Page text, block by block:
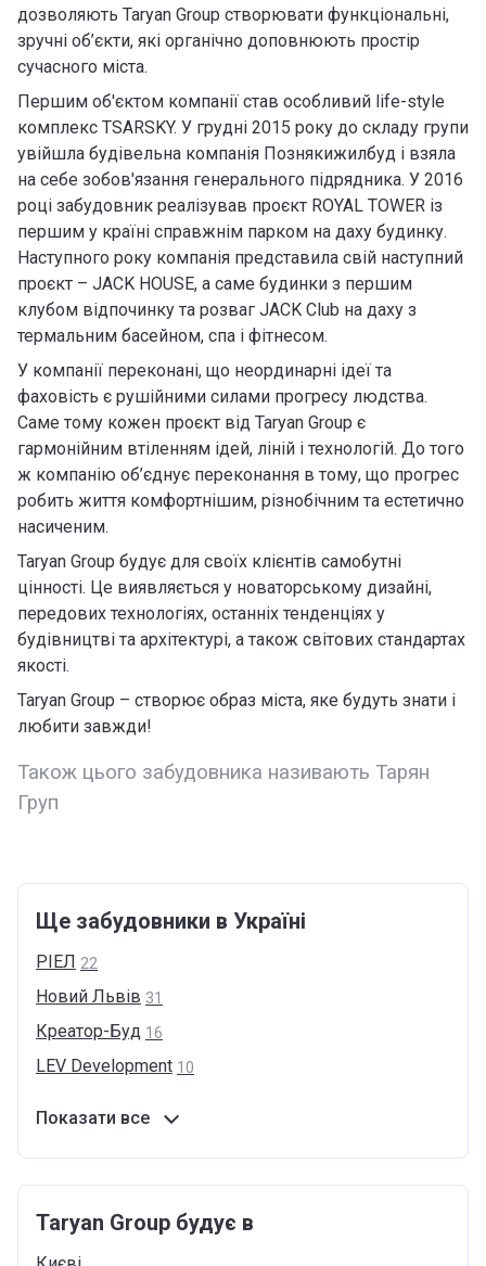
дозволяють Taryan Group створювати функціональні,
зручні об’єкти, які органічно доповнюють простір
сучасного міста.
Першим об'єктом компанії став особливий life-style
комплекс TSARSKY. У грудні 2015 року до складу групи
увійшла будівельна компанія Познякижилбуд і взяла
на себе зобов'язання генерального підрядника. У 2016
році забудовник реалізував проєкт ROYAL TOWER із
першим у країні справжнім парком на даху будинку.
Наступного року компанія представила свій наступний
проєкт – JACK HOUSE, а саме будинки з першим
клубом відпочинку та розваг JACK Club на даху з
термальним басейном, спа і фітнесом.
У компанії переконані, що неординарні ідеї та
фаховість є рушійними силами прогресу людства.
Саме тому кожен проєкт від Taryan Group є
гармонійним втіленням ідей, ліній і технологій. До того
ж компанію об’єднує переконання в тому, що прогрес
робить життя комфортнішим, різнобічним та естетично
насиченим.
Taryan Group будує для своїх клієнтів самобутні
цінностi. Це виявляється у новаторському дизайні,
передових технологіях, останніх тенденціях у
будівництві та архітектурі, а також світових стандартах
якості.
Taryan Group – створює образ міста, яке будуть знати і
любити завжди!
Також цього забудовника називають Тарян
Груп
Ще забудовники в Україні
РІЕЛ 22
Новий Львів 31
Креатор-Буд 16
LEV Development 10
Показати все
Taryan Group будує в